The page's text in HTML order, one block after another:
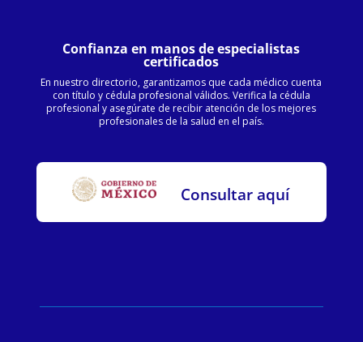
Confianza en manos de especialistas
certificados
En nuestro directorio, garantizamos que cada médico cuenta
con título y cédula profesional válidos. Verifica la cédula
profesional y asegúrate de recibir atención de los mejores
profesionales de la salud en el país.
Consultar aquí